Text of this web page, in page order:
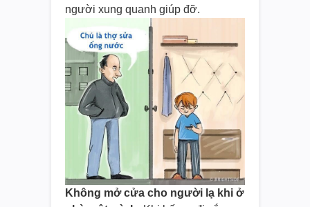
người xung quanh giúp đỡ.
Không mở cửa cho người lạ khi ở